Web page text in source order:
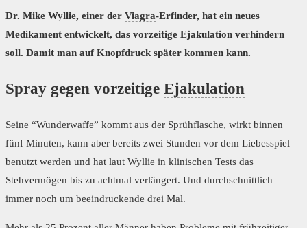
Dr. Mike Wyllie, einer der Viagra-Erfinder, hat ein neues
Medikament entwickelt, das vorzeitige Ejakulation verhindern
soll. Damit man auf Knopfdruck später kommen kann.
Spray gegen vorzeitige Ejakulation
Seine “Wunderwaffe” kommt aus der Sprühflasche, wirkt binnen
fünf Minuten, kann aber bereits zwei Stunden vor dem Liebesspiel
benutzt werden und hat laut Wyllie in klinischen Tests das
Stehvermögen bis zu achtmal verlängert. Und durchschnittlich
immer noch um beeindruckende drei Mal.